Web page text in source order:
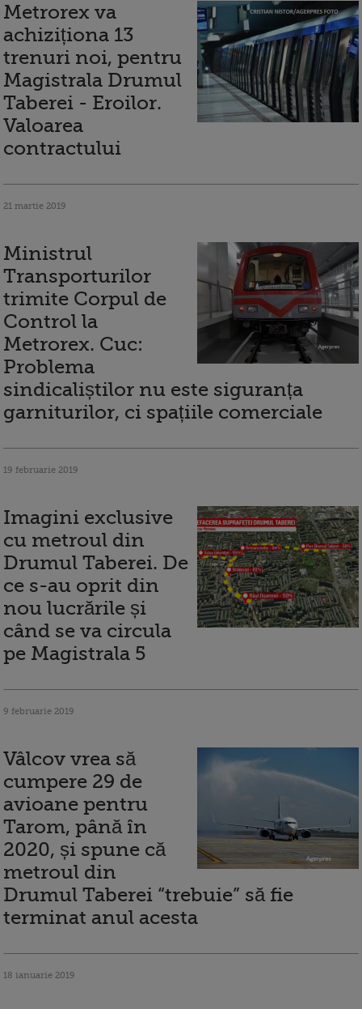
Metrorex va
achiziționa 13
trenuri noi, pentru
Magistrala Drumul
Taberei - Eroilor.
Valoarea
contractului
21 martie 2019
Ministrul
Transporturilor
trimite Corpul de
Control la
Metrorex. Cuc:
Problema
sindicaliștilor nu este siguranța
garniturilor, ci spațiile comerciale
19 februarie 2019
Imagini exclusive
cu metroul din
Drumul Taberei. De
ce s-au oprit din
nou lucrările și
când se va circula
pe Magistrala 5
9 februarie 2019
Vâlcov vrea să
cumpere 29 de
avioane pentru
Tarom, până în
2020, și spune că
metroul din
Drumul Taberei “trebuie” să fie
terminat anul acesta
18 ianuarie 2019